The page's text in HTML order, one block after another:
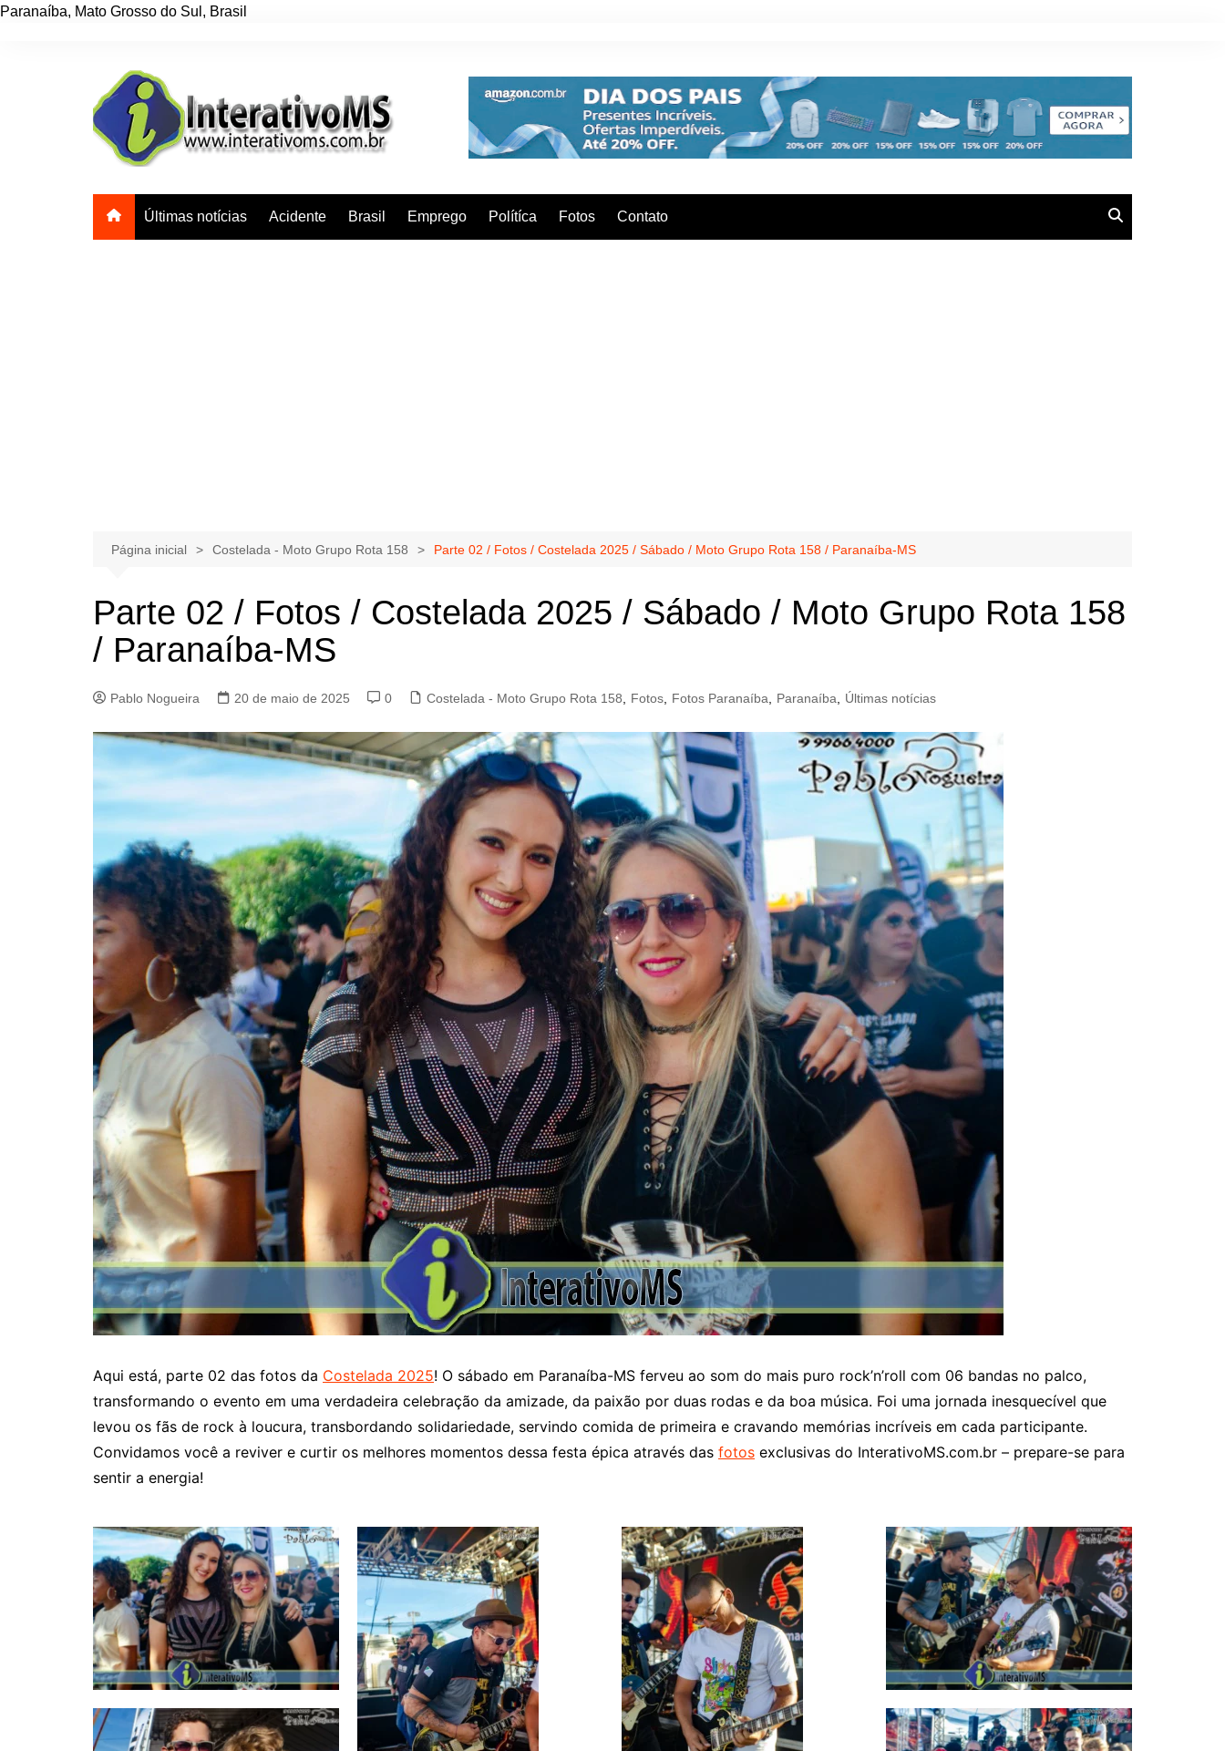
Paranaíba, Mato Grosso do Sul , Brasil
Últimas notícias Acidente Brasil Emprego Polítíca Fotos Contato
Página inicial Costelada - Moto Grupo Rota 158 Parte 02 / Fotos / Costelada 2025 / Sábado / Moto Grupo Rota 158 / Paranaíba-MS
Parte 02 / Fotos / Costelada 2025 / Sábado / Moto Grupo Rota 158
/ Paranaíba-MS
Pablo Nogueira 20 de maio de 2025 0 Costelada - Moto Grupo Rota 158 Fotos Fotos Paranaíba Paranaíba Últimas notícias
Aqui está, parte 02 das fotos da Costelada 2025! O sábado em Paranaíba-MS ferveu ao som do mais puro rock’n’roll com 06 bandas no palco,
transformando o evento em uma verdadeira celebração da amizade, da paixão por duas rodas e da boa música. Foi uma jornada inesquecível que
levou os fãs de rock à loucura, transbordando solidariedade, servindo comida de primeira e cravando memórias incríveis em cada participante.
Convidamos você a reviver e curtir os melhores momentos dessa festa épica através das fotos exclusivas do InterativoMS.com.br – prepare-se para
sentir a energia!